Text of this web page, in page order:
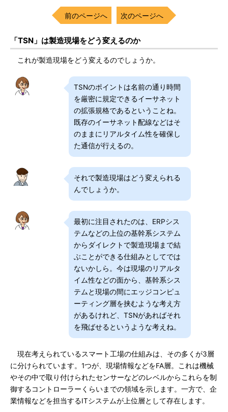
前のページへ 次のページへ
「TSN」は製造現場をどう変えるのか
これが製造現場をどう変えるのでしょうか。
TSNのポイントは名前の通り時間
を厳密に規定できるイーサネット
の拡張規格であるということね。
既存のイーサネット配線などはそ
のままにリアルタイム性を確保し
た通信が行えるの。
それで製造現場はどう変えられる
んでしょうか。
最初に注目されたのは、ERPシス
テムなどの上位の基幹系システム
からダイレクトで製造現場まで結
ぶことができる仕組みとしてでは
ないかしら。今は現場のリアルタ
イム性などの面から、基幹系シス
テムと現場の間にエッジコンピュ
ーティング層を挟むような考え方
があるけれど、TSNがあればそれ
を飛ばせるというような考えね。
現在考えられているスマート工場の仕組みは、その多くが3層
に分けられています。1つが、現場情報などをFA層。これは機械
やその中で取り付けられたセンサーなどのレベルからこれらを制
御するコントローラーくらいまでの領域を示します。一方で、企
業情報などを担当するITシステムが上位層として存在します。